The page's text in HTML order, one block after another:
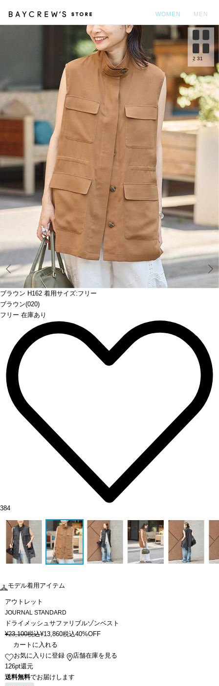
WOMEN MEN
ブラウン H162 着用サイズ:フリー
ブラウン(020)
フリー 在庫あり
Prev
2 31
384
モデル着用アイテム
アウトレット
JOURNAL STANDARD
ドライメッシュサファリブルゾンベスト
¥23,100税込¥13,860税込40%OFF
カートに入れる
お気に入りに登録
店舗在庫を見る
126pt還元
送料無料でお届けします